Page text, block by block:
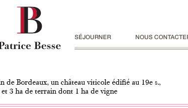
SÉJOURNER NOUS
de Bordeaux, un château viticole édifié au 19e s.,
et 3 ha de terrain dont 1 ha de vigne